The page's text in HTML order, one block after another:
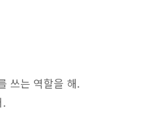
쓰는 역할을 해.
.